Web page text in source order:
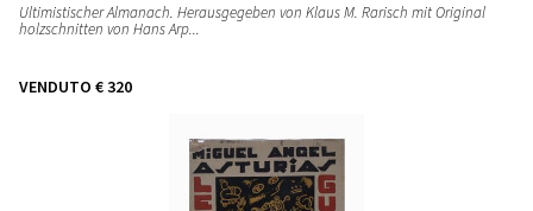
Ultimistischer Almanach. Herausgegeben von Klaus M. Rarisch mit Original
holzschnitten von Hans Arp...
VENDUTO € 320